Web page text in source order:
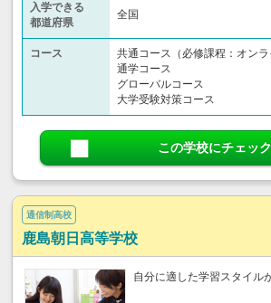
入学できる
都道府県
全国
コース
共通コース（必修課程：オンラ
通学コース
グローバルコース
大学受験対策コース
この学校にチェック
通信制高校
鹿島朝日高等学校
自分に適した学習スタイル